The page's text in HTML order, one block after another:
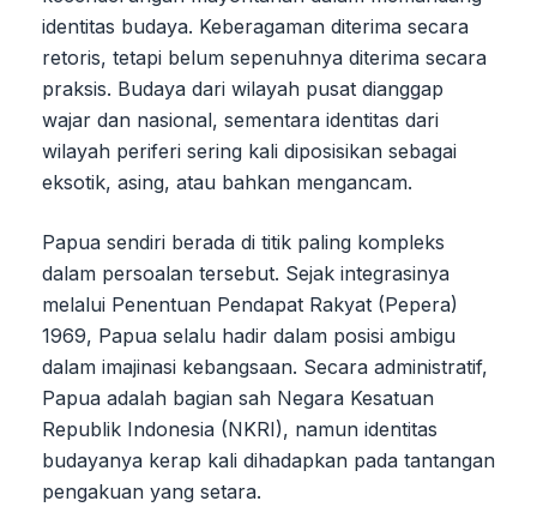
identitas budaya. Keberagaman diterima secara
retoris, tetapi belum sepenuhnya diterima secara
praksis. Budaya dari wilayah pusat dianggap
wajar dan nasional, sementara identitas dari
wilayah periferi sering kali diposisikan sebagai
eksotik, asing, atau bahkan mengancam.
Papua sendiri berada di titik paling kompleks
dalam persoalan tersebut. Sejak integrasinya
melalui Penentuan Pendapat Rakyat (Pepera)
1969, Papua selalu hadir dalam posisi ambigu
dalam imajinasi kebangsaan. Secara administratif,
Papua adalah bagian sah Negara Kesatuan
Republik Indonesia (NKRI), namun identitas
budayanya kerap kali dihadapkan pada tantangan
pengakuan yang setara.